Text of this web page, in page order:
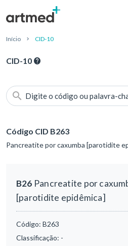
Início CID-10
CID-10
Digite o código ou palavra-
Código CID B263
Pancreatite por caxumba [parotidite
B26 Pancreatite por
[parotidite epidêmica]
Código: B263
Classificação: -